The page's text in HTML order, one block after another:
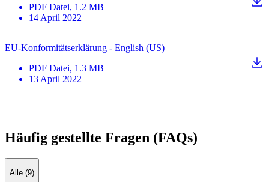
PDF Datei, 1.2 MB
14 April 2022
EU-Konformitätserklärung - English (US)
PDF Datei, 1.3 MB
13 April 2022
Häufig gestellte Fragen (FAQs)
Alle (9)